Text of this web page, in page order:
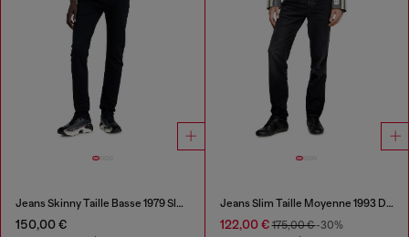
Jeans Skinny Taille Basse 1979 Sleenker
150,00 €
Jeans Slim Taille Moyenne 1993 D-Vyl
122,00 €175,00 €-30%